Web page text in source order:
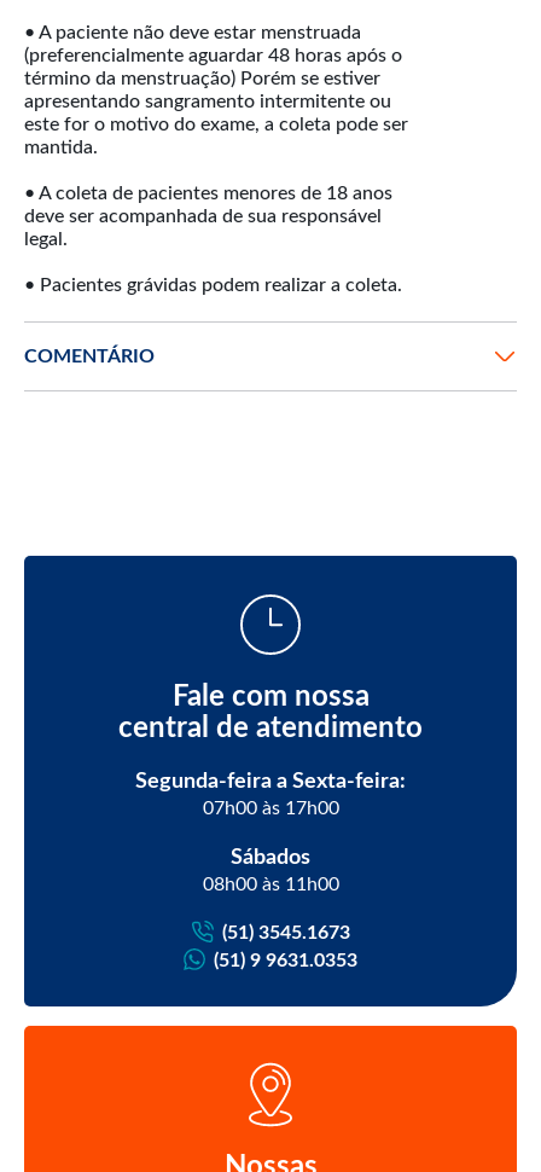
• A paciente não deve estar menstruada
(preferencialmente aguardar 48 horas após o
término da menstruação) Porém se estiver
apresentando sangramento intermitente ou
este for o motivo do exame, a coleta pode ser
mantida.
• A coleta de pacientes menores de 18 anos
deve ser acompanhada de sua responsável
legal.
COMENTÁRIO
Fale com nossa
central de atendimento
Segunda-feira a Sexta-feira:
07h00 às 17h00
Sábados
08h00 às 11h00
(51) 3545.1673
(51) 9 9631.0353